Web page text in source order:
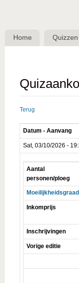
Belgische
QuizBond
Home Quizzen
Terug
Datum - Aanvang
Sat, 03/10/2026 -
Aantal
personen/ploeg
Moeilijkheidsgraad
Inkomprijs
Inschrijvingen
Vorige editie